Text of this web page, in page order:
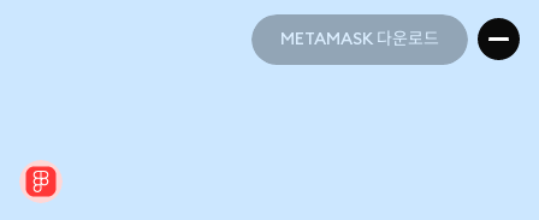
METAMASK 다운로드